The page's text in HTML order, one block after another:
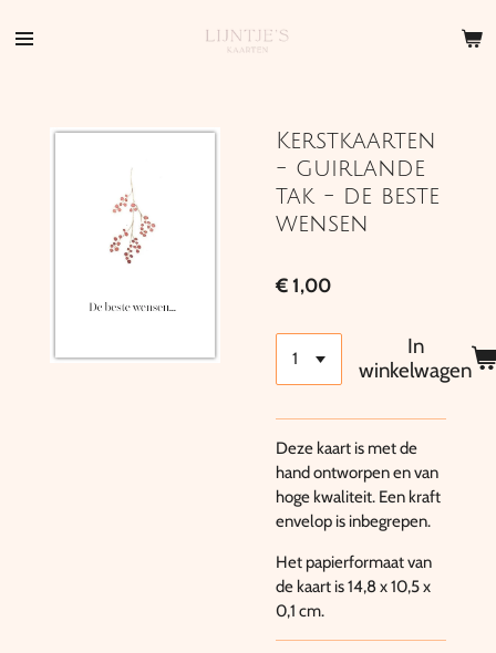
direct
Kerstkaarten
- guirlande
tak - de beste
wensen
€ 1,00
In
winkelwagen
Deze kaart is met de
hand ontworpen en van
hoge kwaliteit. Een kraft
envelop is inbegrepen.
Het papierformaat van
de kaart is 14,8 x 10,5 x
0,1 cm.